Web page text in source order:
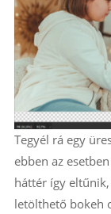
Tegyél rá egy
ebben az
háttér így
letölthető bokeh